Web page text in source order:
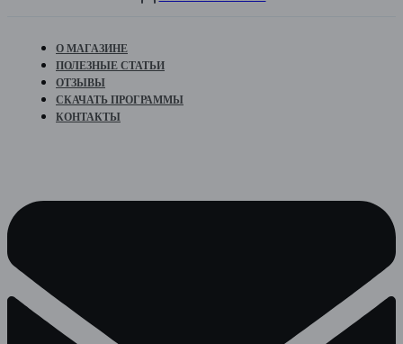
О МАГАЗИНЕ
ПОЛЕЗНЫЕ СТАТЬИ
ОТЗЫВЫ
СКАЧАТЬ ПРОГРАММЫ
КОНТАКТЫ